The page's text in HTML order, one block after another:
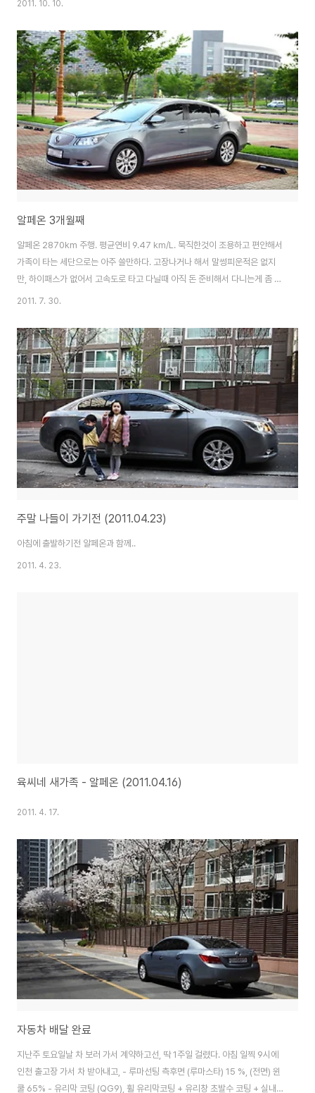
2011. 10. 10.
알페온 3개월째
알페온 2870km 주행. 평균연비 9.47 km/L. 묵직한것이 조용하고 편안해서
가족이 타는 세단으로는 아주 쓸만하다. 고장나거나 해서 말썽피운적은 없지
만, 하이패스가 없어서 고속도로 타고 다닐때 아직 돈 준비해서 다니는게 좀 불
편하다. 하이패스를 사제로 사서 달아줄까 생각중...
2011. 7. 30.
주말 나들이 가기전 (2011.04.23)
아침에 출발하기전 알페온과 함께..
2011. 4. 23.
육씨네 새가족 - 알페온 (2011.04.16)
2011. 4. 17.
자동차 배달 완료
지난주 토요일날 차 보러 가서 계약하고선, 딱 1주일 걸렸다. 아침 일찍 9시에
인천 출고장 가서 차 받아내고, - 루마선팅 측후면 (루마스타) 15 %, (전면) 윈
쿨 65% - 유리막 코팅 (QG9), 휠 유리막코팅 + 유리창 초발수 코팅 + 실내